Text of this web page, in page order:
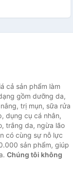
cả sản phẩm làm
gồm dưỡng da,
trị mụn, sữa rửa
dụng cụ cá nhân,
trắng da, ngừa lão
có cùng sự nỗ lực
sản phẩm, giúp
Chúng tôi không